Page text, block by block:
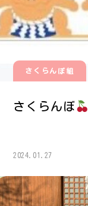
さくらんぼ組
さくらんぼ
2024.01.27